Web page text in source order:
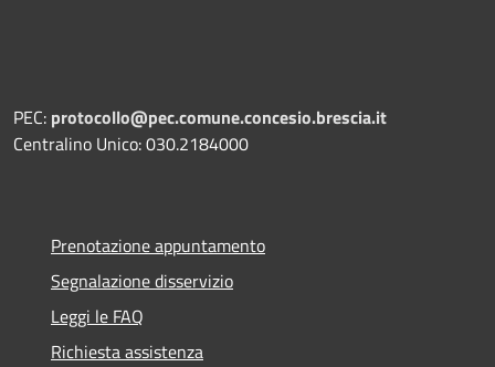
PEC: protocollo@pec.comune.concesio.brescia.it
Centralino Unico: 030.2184000
Prenotazione appuntamento
Segnalazione disservizio
Leggi le FAQ
Richiesta assistenza